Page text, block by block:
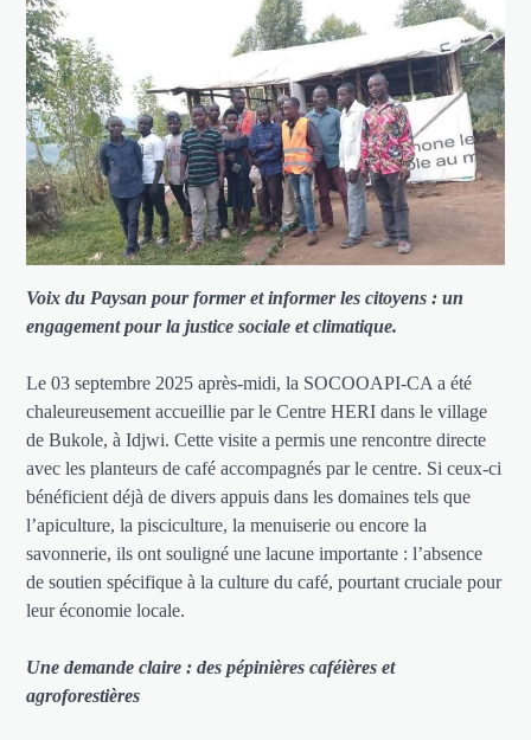
Voix du Paysan pour former et informer les citoyens : un
engagement pour la justice sociale et climatique.
Le 03 septembre 2025 après-midi, la SOCOOAPI-CA a été
chaleureusement accueillie par le Centre HERI dans le village
de Bukole, à Idjwi. Cette visite a permis une rencontre directe
avec les planteurs de café accompagnés par le centre. Si ceux-ci
bénéficient déjà de divers appuis dans les domaines tels que
l’apiculture, la pisciculture, la menuiserie ou encore la
savonnerie, ils ont souligné une lacune importante : l’absence
de soutien spécifique à la culture du café, pourtant cruciale pour
leur économie locale.
Une demande claire : des pépinières caféières et
agroforestières